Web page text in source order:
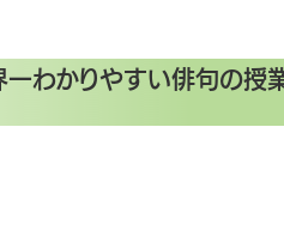
一わかりやすい俳句